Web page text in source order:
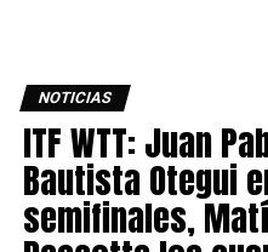
NOTICIAS
ITF WTT: Juan
Bautista Otegui
semifinales,